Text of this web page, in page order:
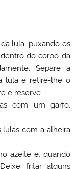
lula, puxando os
do corpo da
Separe a
lula e retire-lhe o
e reserve.
com um garfo.
lulas com a alheira
azeite e, quando
fritar alguns